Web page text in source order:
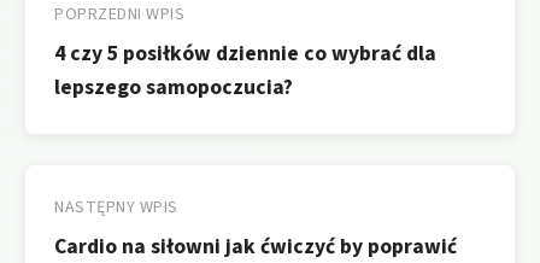
wpisu
POPRZEDNI WPIS
4 czy 5 posiłków dziennie co wybrać dla
lepszego samopoczucia?
NASTĘPNY WPIS
Cardio na siłowni jak ćwiczyć by poprawić